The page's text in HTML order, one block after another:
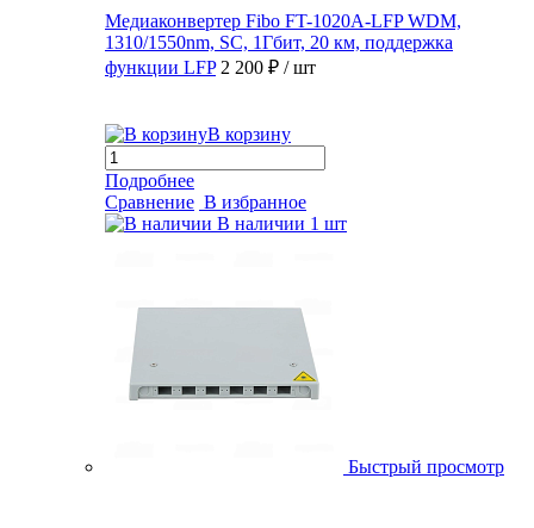
Медиаконвертер Fibo FT-1020A-LFP WDM,
1310/1550nm, SC, 1Гбит, 20 км, поддержка
функции LFP 2 200 ₽ / шт
В корзину
Подробнее
Сравнение В избранное
В наличии 1 шт
Быстрый просмотр